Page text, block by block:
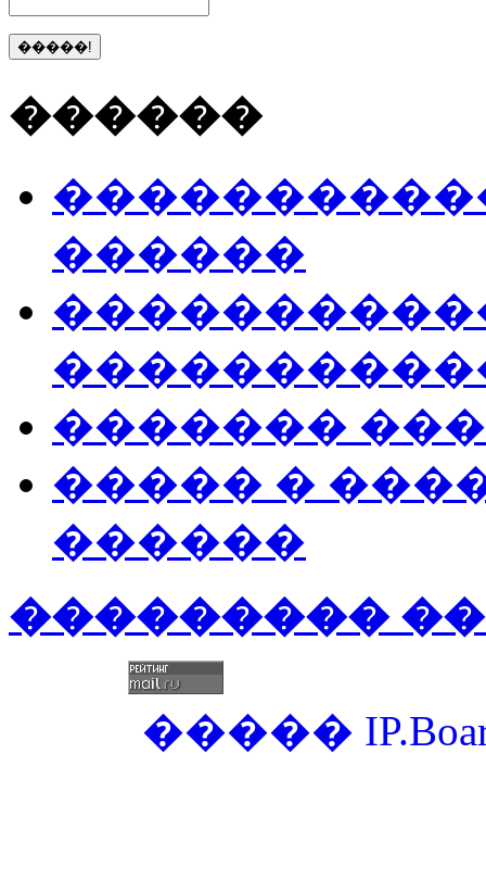
������
������
�������
����� �
������
���������
�����